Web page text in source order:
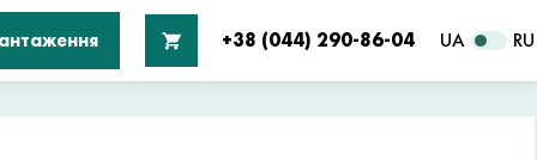
+38 (044) 290-86-04 UA RU